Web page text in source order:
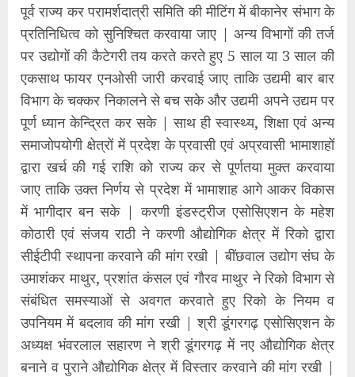
पूर्व राज्य कर परामर्शदात्री समिति की मीटिंग में बीकानेर संभाग के
प्रतिनिधित्व को सुनिश्चित करवाया जाए | अन्य विभागों की तर्ज
पर उद्योगों की कैटेगरी तय करते करते हुए 5 साल या 3 साल की
एकसाथ फायर एनओसी जारी करवाई जाए ताकि उद्यमी बार बार
विभाग के चक्कर निकालने से बच सके और उद्यमी अपने उद्यम पर
पूर्ण ध्यान केन्द्रित कर सके | साथ ही स्वास्थ्य, शिक्षा एवं अन्य
समाजोपयोगी क्षेत्रों में प्रदेश के प्रवासी एवं अप्रवासी भामाशाहों
द्वारा खर्च की गई राशि को राज्य कर से पूर्णतया मुक्त करवाया
जाए ताकि उक्त निर्णय से प्रदेश में भामाशाह आगे आकर विकास
में भागीदार बन सके | करणी इंडस्ट्रीज एसोसिएशन के महेश
कोठारी एवं संजय राठी ने करणी औद्योगिक क्षेत्र में रिको द्वारा
सीईटीपी स्थापना करवाने की मांग रखी | बींछवाल उद्योग संघ के
उमाशंकर माथुर, प्रशांत कंसल एवं गौरव माथुर ने रिको विभाग से
संबंधित समस्याओं से अवगत करवाते हुए रिको के नियम व
उपनियम में बदलाव की मांग रखी | श्री डूंगरगढ़ एसोसिएशन के
अध्यक्ष भंवरलाल सहारण ने श्री डूंगरगढ़ में नए औद्योगिक क्षेत्र
बनाने व पुराने औद्योगिक क्षेत्र में विस्तार करवाने की मांग रखी |